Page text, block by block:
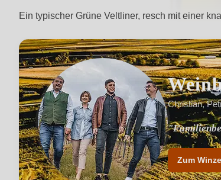
Ein typischer Grüne Veltliner, resch mit einer
Christian,
Zum